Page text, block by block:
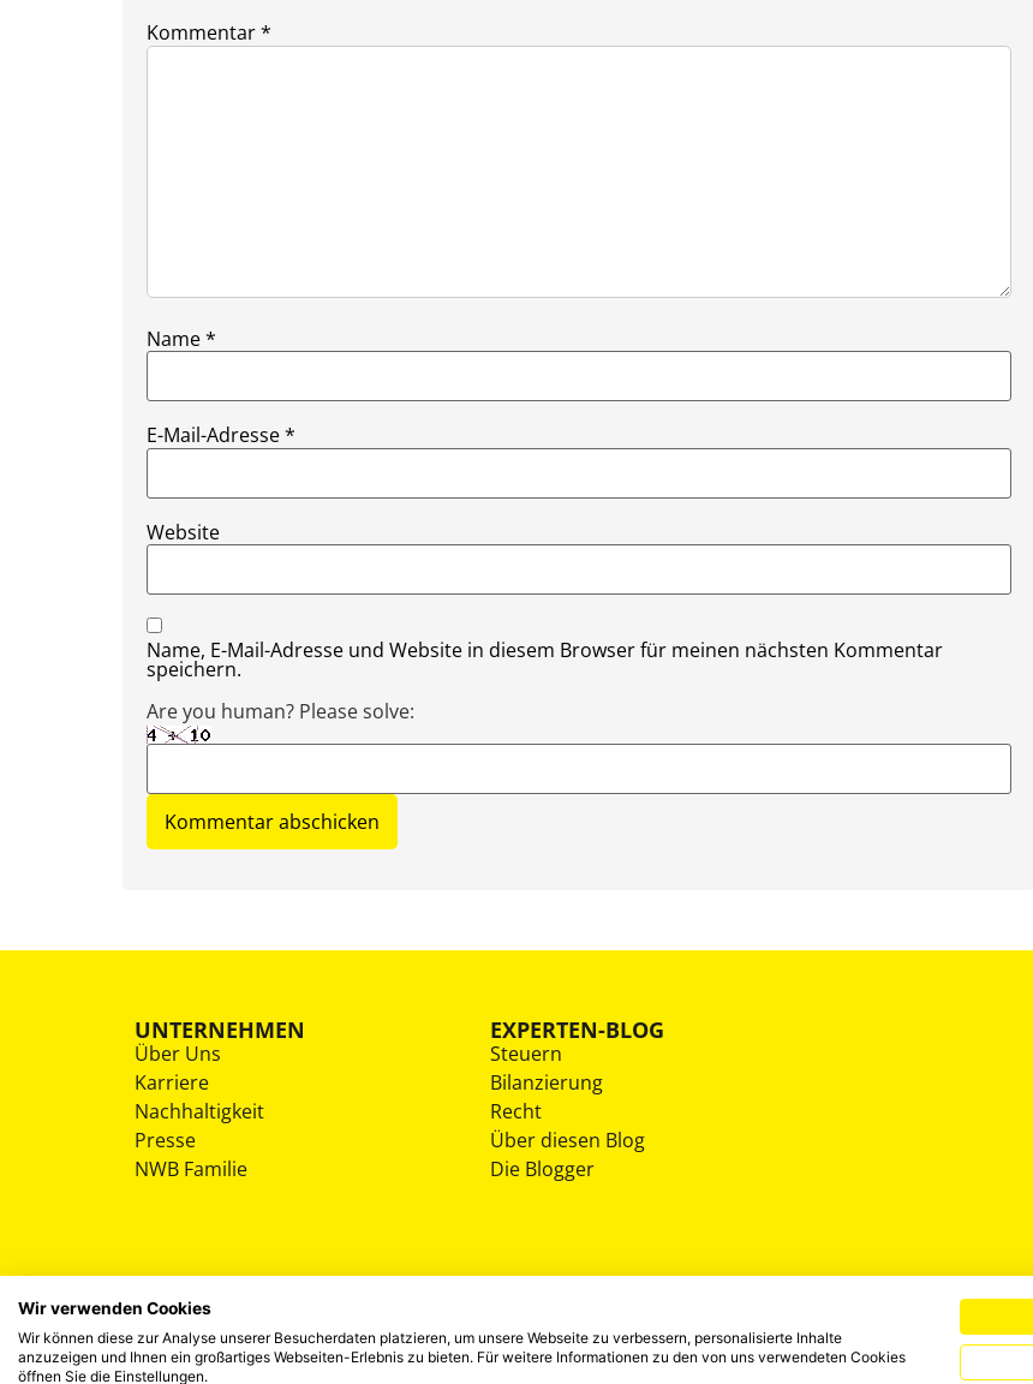
Kommentar*
Name*
E-Mail-Adresse*
Website
Name, E-Mail-Adresse und Website in diesem Browser für meinen nächsten Kommentar
speichern.
Are you human? Please solve:
UNTERNEHMEN
Über Uns
Karriere
Nachhaltigkeit
Presse
NWB Familie
EXPERTEN-BLOG
Steuern
Bilanzierung
Recht
Über diesen Blog
Die Blogger
Wir verwenden Cookies
Wir können diese zur Analyse unserer Besucherdaten platzieren, um unsere Webseite zu verbessern, personalisierte Inhalte
anzuzeigen und Ihnen ein großartiges Webseiten-Erlebnis zu bieten. Für weitere Informationen zu den von uns verwendeten Cookies
öffnen Sie die Einstellungen.